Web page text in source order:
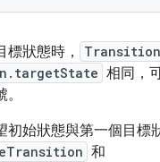
狀態時，
相同，
初始狀態與第一個目標
和